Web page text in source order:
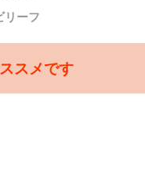
リーフ
スメです